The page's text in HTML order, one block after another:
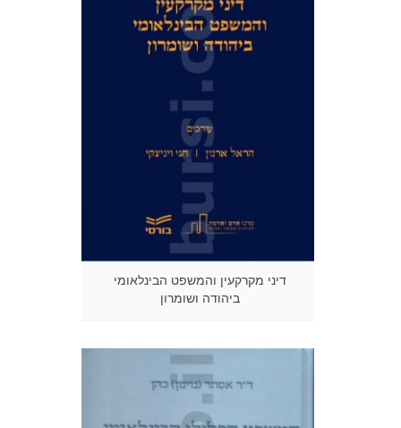
דיני מקרקעין והמשפט הבינלאומי
ביהודה ושומרון